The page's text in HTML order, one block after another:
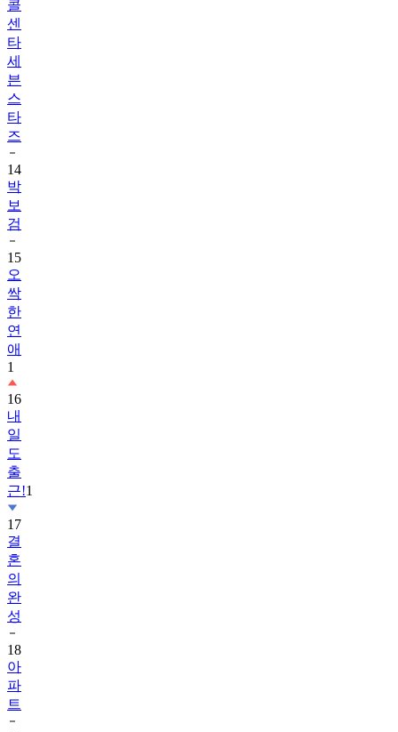
타
세
븐
스
타
즈
14
박
보
검
15
오
싹
한
연
애
1
16
내
일
도
출
근!
17
결
혼
의
완
성
18
아
파
트
19
트